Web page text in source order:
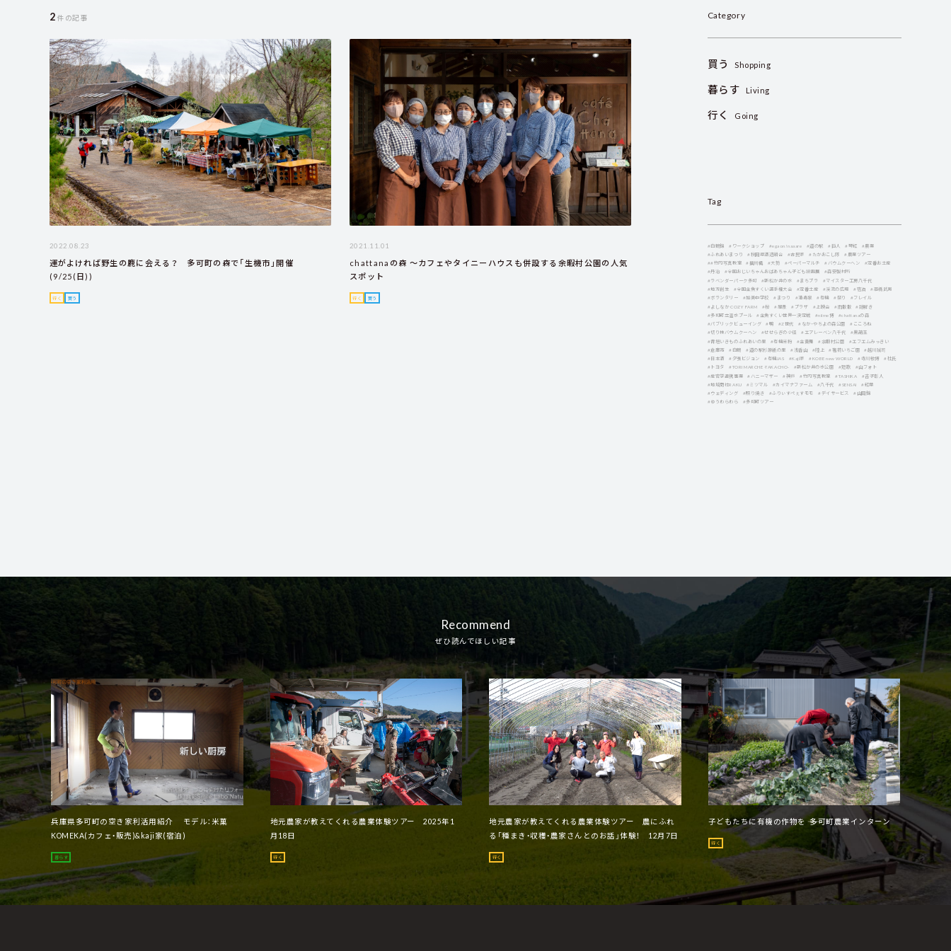
2 件の記事
2022.08.23
運がよければ野生の鹿に会える？ 多可町の森で「生機市」開催
(9/25(日))
行く 買う
2021.11.01
chattanaの森 ～カフェやタイニーハウスも併設する余暇村公園の人気
スポット
行く 買う
Category
買う Shopping
暮らす Living
行く Going
Tag
#白鶴錦 #ワークショップ #egaon!naaare #道の駅 #巨人 #琴紅
#農業
#ふれあいまつり
#秋田県酒造組合 #古民家 #たかおこし隊
#農業ツアー
##竹内写真教室
#播州織 #大勢 #ペーパーマルチ #バウムクーヘン
#定番お土産
#丹治
#全国おじいちゃんおばあちゃん子ども絵画展
#森安製材所
#ラベンダーパーク多可
#新松か井の水 #まちプラ
#マイスター工房八千代
#地方創生
#全国金魚すくい選手権大会 #定番土産 #渓流の広場 #宿泊
#高橋武男
#ボランタリー
#加美中学校 #まつり #満寿泉 #有機 #祭り
#フレイル
#よしなか COZY FARM
#桜 #風景 #プラザ #上映会 #雨散散
#謎解き
#多可町立温水プール
#金魚すくい世界一決定戦 #niime博
#chattanaの森
#パブリックビューイング
#鴨 #Z世代 #なか・やちよの森公園
#こころね
#切り株バウムクーヘン
#せせらぎの小径 #エアレーベン八千代
#黒葫玉
#青垣いきものふれあいの里
#有機米粉 #金黄舞 #余暇村公園
#エフエムみっきい
#倉庫市
#白鶴 #道の駅杉原紙の里 #浅香山 #陸上 #箸荷いちご園
#越川誠司
#日本酒
#夕張ビジョン #有機JAS #Kaji家 #KOBE new WORLD #寺川敏博
#杜氏
#トヨタ
#TORI MARCHE -TAKACHO- #新松か井の水公園 #短歌
#山フォト
#産官学連携事業
#ハニーマザー #神戸 #竹内写真教室 #TASHIKA
#吉子彰人
#地域商社RAKU
#ミツマル #カイマナファーム #八千代 #SENSAI
#紅葉
#ウェディング
#照り焼き #ふりぃすぺぇすモモ #デイサービス
#山田錦
#ゆうわらわら
#多可町ツアー
Recommend
ぜひ読んでほしい記事
兵庫県多可町の空き家利活用紹介 モデル：米菓
KOMEKA(カフェ・販売)&kaji家(宿泊)
暮らす
地元農家が教えてくれる農業体験ツアー 2025年1
月18日
行く
地元農家が教えてくれる農業体験ツアー 農にふれ
る「種まき・収穫・農家さんとのお話」体験！ 12月7日
行く
子どもたちに有機の作物を ―― 多可町農業インターン
行く